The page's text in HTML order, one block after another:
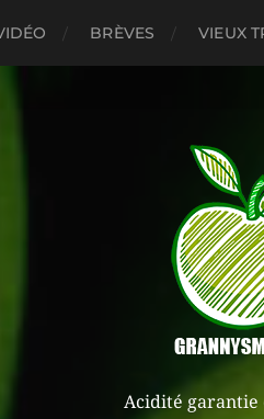
BRÈVES VIEUX
Acidité garantie